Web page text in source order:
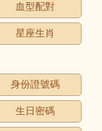
血型配對
星座生肖
身份證號碼
生日密碼